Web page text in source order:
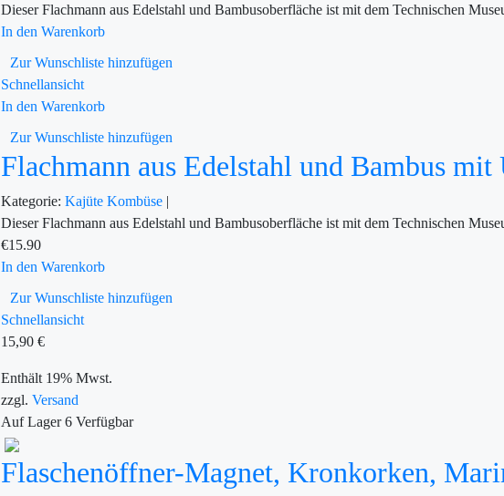
Dieser Flachmann aus Edelstahl und Bambusoberfläche ist mit dem Technischen
In den Warenkorb
Zur Wunschliste hinzufügen
Schnellansicht
In den Warenkorb
Zur Wunschliste hinzufügen
Flachmann aus Edelstahl und Bambus mit
Kategorie: Kajüte Kombüse |
Dieser Flachmann aus Edelstahl und Bambusoberfläche ist mit dem Technischen
€15.90
In den Warenkorb
Zur Wunschliste hinzufügen
Schnellansicht
15,90 €
Enthält 19% Mwst.
zzgl. Versand
Auf Lager6 Verfügbar
Flaschenöffner-Magnet, Kronkorken,